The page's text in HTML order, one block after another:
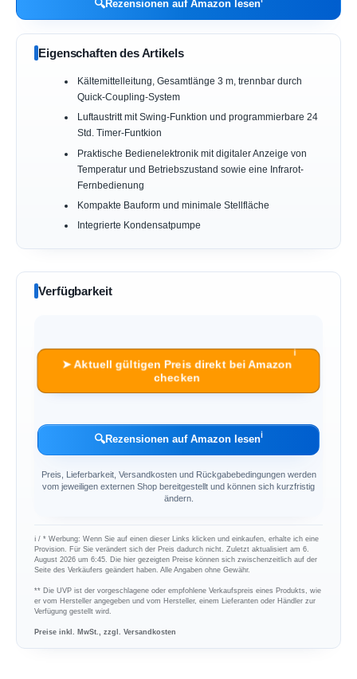
🔍Rezensionen auf Amazon lesen
Eigenschaften des Artikels
Kältemittelleitung, Gesamtlänge 3 m, trennbar durch
Quick-Coupling-System
Luftaustritt mit Swing-Funktion und programmierbare 24
Std. Timer-Funtkion
Praktische Bedienelektronik mit digitaler Anzeige von
Temperatur und Betriebszustand sowie eine Infrarot-
Fernbedienung
Kompakte Bauform und minimale Stellfläche
Integrierte Kondensatpumpe
Verfügbarkeit
➤ Aktuell gültigen Preis direkt bei Amazon
checken
ℹ︎
🔍Rezensionen auf Amazon lesenℹ︎
Preis, Lieferbarkeit, Versandkosten und Rückgabebedingungen werden
vom jeweiligen externen Shop bereitgestellt und können sich kurzfristig
ändern.
ℹ︎ / * Werbung: Wenn Sie auf einen dieser Links klicken und einkaufen, erhalte ich eine
Provision. Für Sie verändert sich der Preis dadurch nicht. Zuletzt aktualisiert am 6.
August 2026 um 6:45. Die hier gezeigten Preise können sich zwischenzeitlich auf der
Seite des Verkäufers geändert haben. Alle Angaben ohne Gewähr.
** Die UVP ist der vorgeschlagene oder empfohlene Verkaufspreis eines Produkts, wie
er vom Hersteller angegeben und vom Hersteller, einem Lieferanten oder Händler zur
Verfügung gestellt wird.
Preise inkl. MwSt., zzgl. Versandkosten